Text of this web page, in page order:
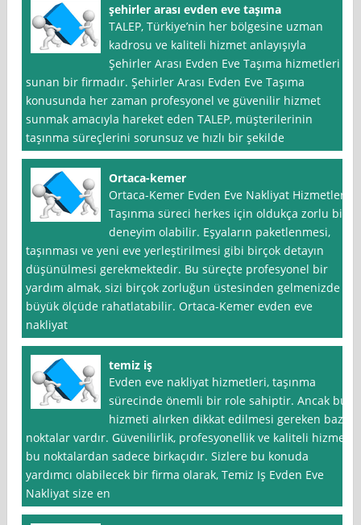
şehirler arası evden eve taşıma
TALEP, Türkiye’nin her bölgesine uzman
kadrosu ve kaliteli hizmet anlayışıyla
Şehirler Arası Evden Eve Taşıma hizmetleri
sunan bir firmadır. Şehirler Arası Evden Eve Taşıma
konusunda her zaman profesyonel ve güvenilir hizmet
sunmak amacıyla hareket eden TALEP, müşterilerinin
taşınma süreçlerini sorunsuz ve hızlı bir şekilde
Ortaca-kemer
Ortaca-Kemer Evden Eve Nakliyat Hizmetleri
Taşınma süreci herkes için oldukça zorlu bir
deneyim olabilir. Eşyaların paketlenmesi,
taşınması ve yeni eve yerleştirilmesi gibi birçok detayın
düşünülmesi gerekmektedir. Bu süreçte profesyonel bir
yardım almak, sizi birçok zorluğun üstesinden gelmenizde
büyük ölçüde rahatlatabilir. Ortaca-Kemer evden eve
nakliyat
temiz iş
Evden eve nakliyat hizmetleri, taşınma
sürecinde önemli bir role sahiptir. Ancak bu
hizmeti alırken dikkat edilmesi gereken bazı
noktalar vardır. Güvenilirlik, profesyonellik ve kaliteli hizmet
bu noktalardan sadece birkaçıdır. Sizlere bu konuda
yardımcı olabilecek bir firma olarak, Temiz Iş Evden Eve
Nakliyat size en